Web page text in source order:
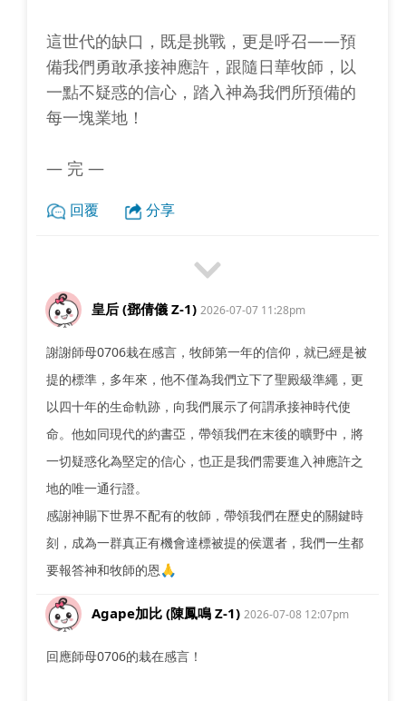
這世代的缺口，既是挑戰，更是呼召——預
備我們勇敢承接神應許，跟隨日華牧師，以
一點不疑惑的信心，踏入神為我們所預備的
每一塊業地！
— 完 —
回覆 分享
皇后 (鄧倩儀 Z-1) 2026-07-07 11:28pm
謝謝師母0706栽在感言，牧師第一年的信仰，就已經是被
提的標準，多年來，他不僅為我們立下了聖殿級準繩，更
以四十年的生命軌跡，向我們展示了何謂承接神時代使
命。他如同現代的約書亞，帶領我們在末後的曠野中，將
一切疑惑化為堅定的信心，也正是我們需要進入神應許之
地的唯一通行證。
感謝神賜下世界不配有的牧師，帶領我們在歷史的關鍵時
刻，成為一群真正有機會達標被提的侯選者，我們一生都
要報答神和牧師的恩🙏
Agape加比 (陳鳳鳴 Z-1) 2026-07-08 12:07pm
回應師母0706的栽在感言！